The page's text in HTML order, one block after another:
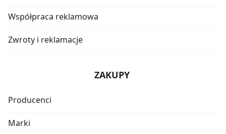
Współpraca reklamowa
Zwroty i reklamacje
ZAKUPY
Producenci
Marki